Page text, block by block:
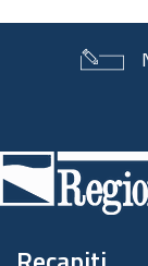
di
pagina